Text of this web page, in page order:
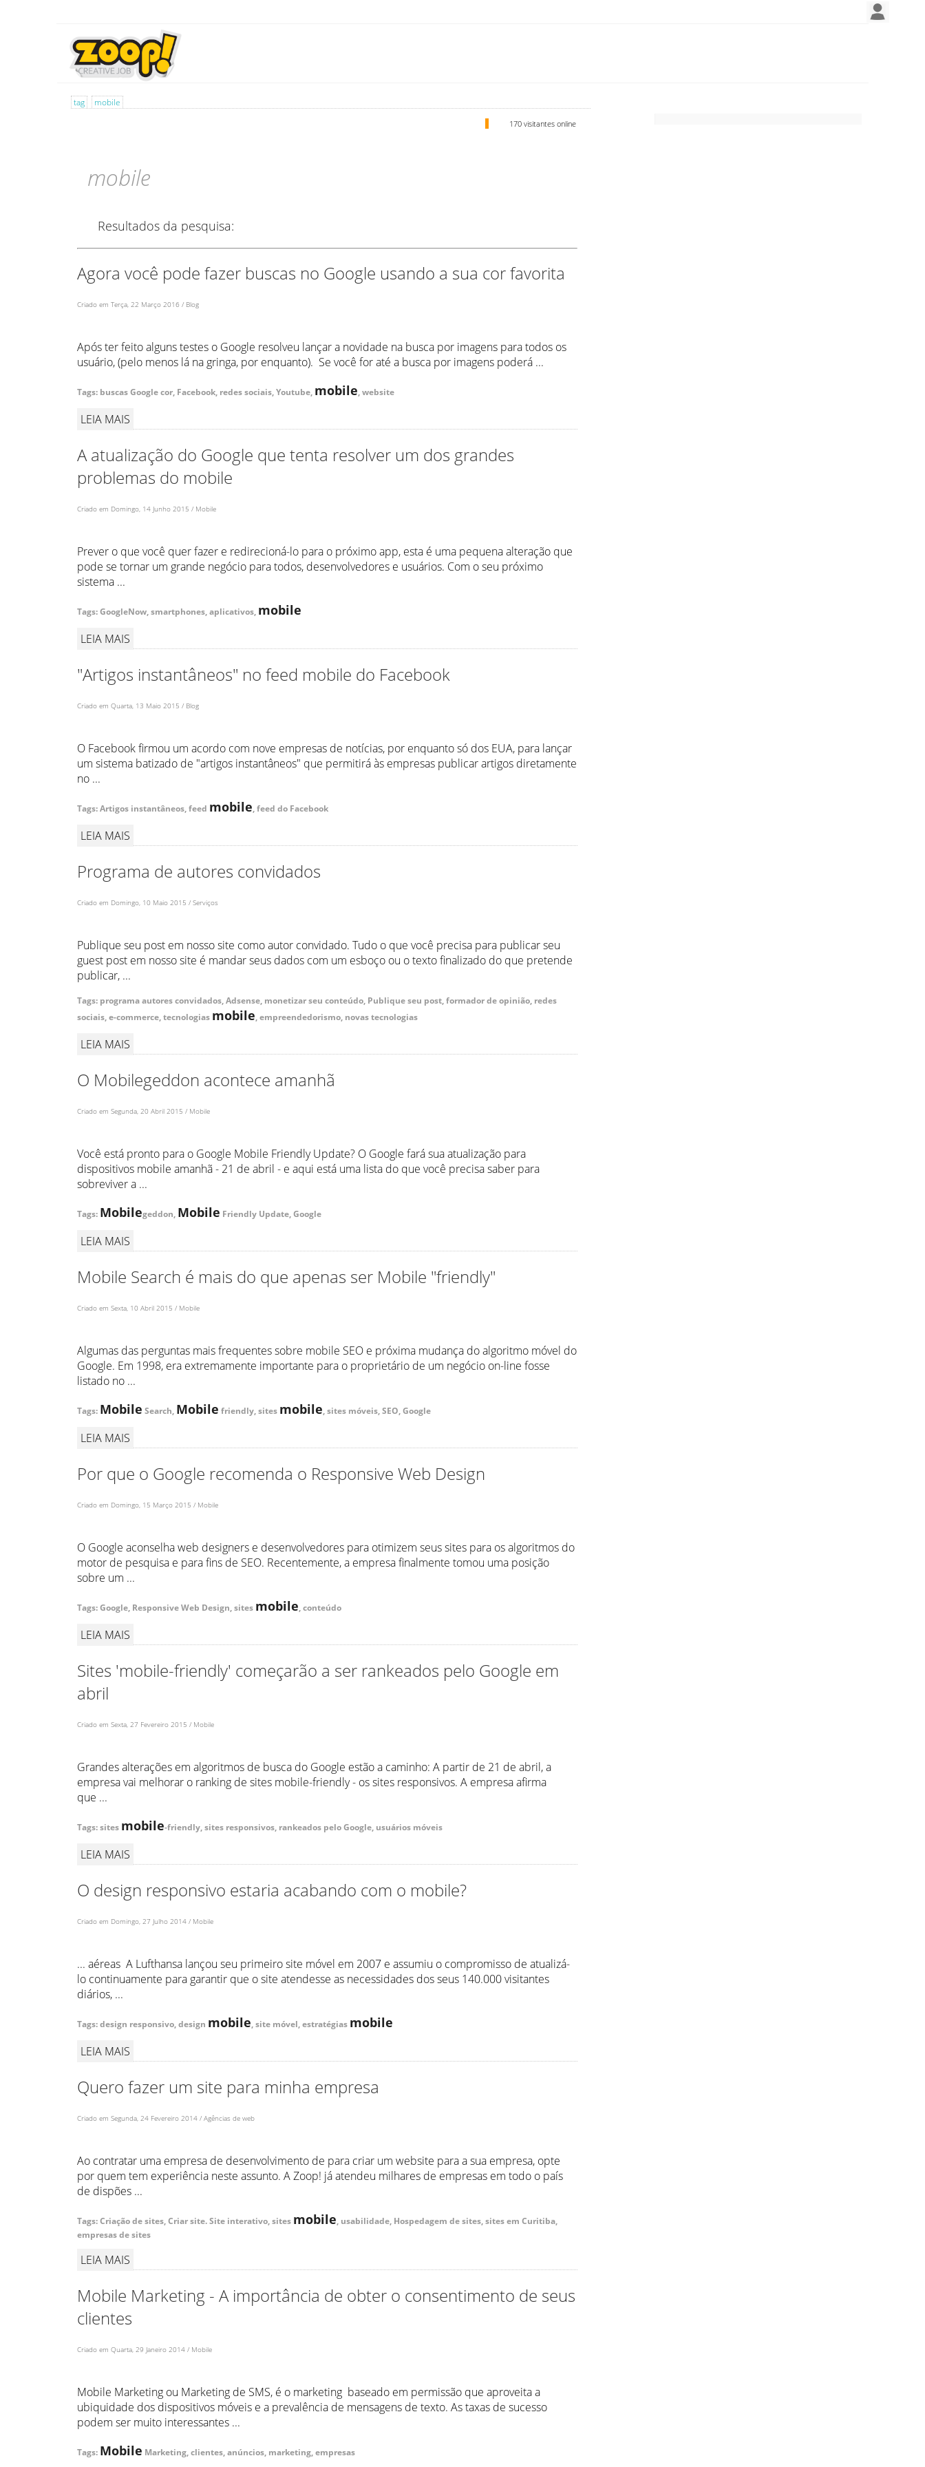
tag mobile
170 visitantes online
mobile
Resultados da pesquisa:
Agora você pode fazer buscas no Google usando a sua cor favorita
Criado em Terça, 22 Março 2016 / Blog
Após ter feito alguns testes o Google resolveu lançar a novidade na busca por imagens para todos os
usuário, (pelo menos lá na gringa, por enquanto). Se você for até a busca por imagens poderá ...
Tags: buscas Google cor, Facebook, redes sociais, Youtube, mobile, website
LEIA MAIS
A atualização do Google que tenta resolver um dos grandes
problemas do mobile
Criado em Domingo, 14 Junho 2015 / Mobile
Prever o que você quer fazer e redirecioná-lo para o próximo app, esta é uma pequena alteração que
pode se tornar um grande negócio para todos, desenvolvedores e usuários. Com o seu próximo
sistema ...
Tags: GoogleNow, smartphones, aplicativos, mobile
LEIA MAIS
"Artigos instantâneos" no feed mobile do Facebook
Criado em Quarta, 13 Maio 2015 / Blog
O Facebook firmou um acordo com nove empresas de notícias, por enquanto só dos EUA, para lançar
um sistema batizado de "artigos instantâneos" que permitirá às empresas publicar artigos diretamente
no ...
Tags: Artigos instantâneos, feed mobile, feed do Facebook
LEIA MAIS
Programa de autores convidados
Criado em Domingo, 10 Maio 2015 / Serviços
Publique seu post em nosso site como autor convidado. Tudo o que você precisa para publicar seu
guest post em nosso site é mandar seus dados com um esboço ou o texto finalizado do que pretende
publicar, ...
Tags: programa autores convidados, Adsense, monetizar seu conteúdo, Publique seu post, formador de opinião, redes
sociais, e-commerce, tecnologias mobile, empreendedorismo, novas tecnologias
LEIA MAIS
O Mobilegeddon acontece amanhã
Criado em Segunda, 20 Abril 2015 / Mobile
Você está pronto para o Google Mobile Friendly Update? O Google fará sua atualização para
dispositivos mobile amanhã - 21 de abril - e aqui está uma lista do que você precisa saber para
sobreviver a ...
Tags: Mobilegeddon, Mobile Friendly Update, Google
LEIA MAIS
Mobile Search é mais do que apenas ser Mobile "friendly"
Criado em Sexta, 10 Abril 2015 / Mobile
Algumas das perguntas mais frequentes sobre mobile SEO e próxima mudança do algoritmo móvel do
Google. Em 1998, era extremamente importante para o proprietário de um negócio on-line fosse
listado no ...
Tags: Mobile Search, Mobile friendly, sites mobile, sites móveis, SEO, Google
LEIA MAIS
Por que o Google recomenda o Responsive Web Design
Criado em Domingo, 15 Março 2015 / Mobile
O Google aconselha web designers e desenvolvedores para otimizem seus sites para os algoritmos do
motor de pesquisa e para fins de SEO. Recentemente, a empresa finalmente tomou uma posição
sobre um ...
Tags: Google, Responsive Web Design, sites mobile, conteúdo
LEIA MAIS
Sites 'mobile-friendly' começarão a ser rankeados pelo Google em
abril
Criado em Sexta, 27 Fevereiro 2015 / Mobile
Grandes alterações em algoritmos de busca do Google estão a caminho: A partir de 21 de abril, a
empresa vai melhorar o ranking de sites mobile-friendly - os sites responsivos. A empresa afirma
que ...
Tags: sites mobile-friendly, sites responsivos, rankeados pelo Google, usuários móveis
LEIA MAIS
O design responsivo estaria acabando com o mobile?
Criado em Domingo, 27 Julho 2014 / Mobile
... aéreas A Lufthansa lançou seu primeiro site móvel em 2007 e assumiu o compromisso de atualizá-
lo continuamente para garantir que o site atendesse as necessidades dos seus 140.000 visitantes
diários, ...
Tags: design responsivo, design mobile, site móvel, estratégias mobile
LEIA MAIS
Quero fazer um site para minha empresa
Criado em Segunda, 24 Fevereiro 2014 / Agências de web
Ao contratar uma empresa de desenvolvimento de para criar um website para a sua empresa, opte
por quem tem experiência neste assunto. A Zoop! já atendeu milhares de empresas em todo o país
de dispões ...
Tags: Criação de sites, Criar site. Site interativo, sites mobile, usabilidade, Hospedagem de sites, sites em Curitiba,
empresas de sites
LEIA MAIS
Mobile Marketing - A importância de obter o consentimento de seus
clientes
Criado em Quarta, 29 Janeiro 2014 / Mobile
Mobile Marketing ou Marketing de SMS, é o marketing baseado em permissão que aproveita a
ubiquidade dos dispositivos móveis e a prevalência de mensagens de texto. As taxas de sucesso
podem ser muito interessantes ...
Tags: Mobile Marketing, clientes, anúncios, marketing, empresas